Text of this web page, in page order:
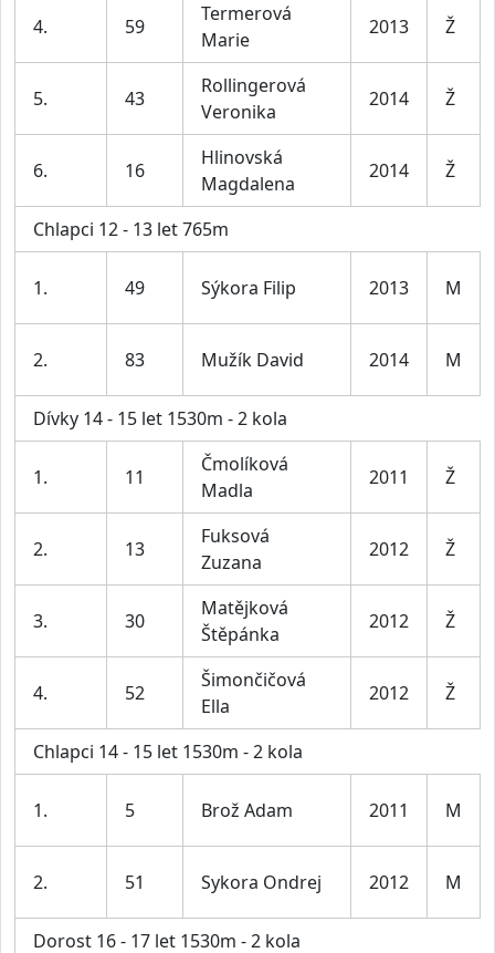
4. 59
Termerová
Marie
2013 Ž
5. 43
Rollingerová
Veronika
2014 Ž
6. 16
Hlinovská
Magdalena
2014 Ž
Chlapci 12 - 13 let 765m
1. 49 Sýkora Filip 2013 M
2. 83 Mužík David 2014 M
Dívky 14 - 15 let 1530m - 2 kola
1. 11
Čmolíková
Madla
2011 Ž
2. 13
Fuksová
Zuzana
2012 Ž
3. 30
Matějková
Štěpánka
2012 Ž
4. 52
Šimončičová
Ella
2012 Ž
Chlapci 14 - 15 let 1530m - 2 kola
1. 5 Brož Adam 2011 M
2. 51 Sykora Ondrej 2012 M
Dorost 16 - 17 let 1530m - 2 kola